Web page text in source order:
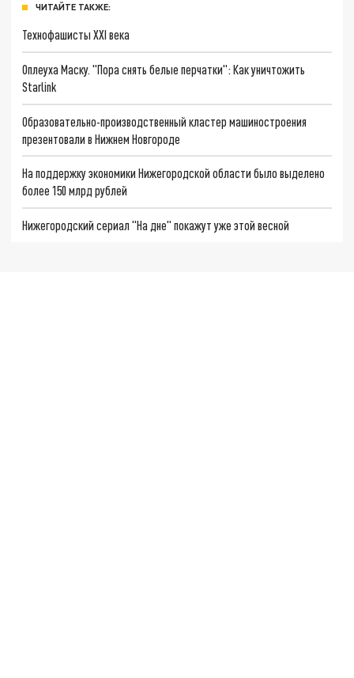
ЧИТАЙТЕ ТАКЖЕ:
Технофашисты XXI века
Оплеуха Маску. "Пора снять белые перчатки": Как уничтожить
Starlink
Образовательно-производственный кластер машиностроения
презентовали в Нижнем Новгороде
На поддержку экономики Нижегородской области было выделено
более 150 млрд рублей
Нижегородский сериал "На дне" покажут уже этой весной